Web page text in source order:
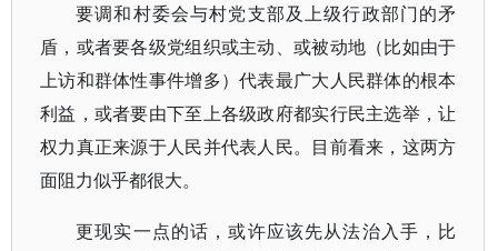
要调和村委会与村党支部及上级行政部门的矛
盾，或者要各级党组织或主动、或被动地（比如由于
上访和群体性事件增多）代表最广大人民群体的根本
利益，或者要由下至上各级政府都实行民主选举，让
权力真正来源于人民并代表人民。目前看来，这两方
面阻力似乎都很大。
更现实一点的话，或许应该先从法治入手，比